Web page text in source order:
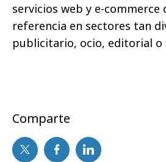
servicios web y e-commerce
referencia en sectores tan
publicitario, ocio, editorial o
Comparte